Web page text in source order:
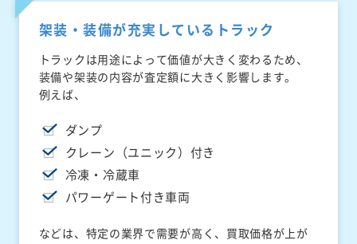
架装・装備が充実しているトラック
トラックは用途によって価値が大きく変わるため、
装備や架装の内容が査定額に大きく影響します。
例えば、
ダンプ
クレーン（ユニック）付き
冷凍・冷蔵車
パワーゲート付き車両
などは、特定の業界で需要が高く、買取価格が上が